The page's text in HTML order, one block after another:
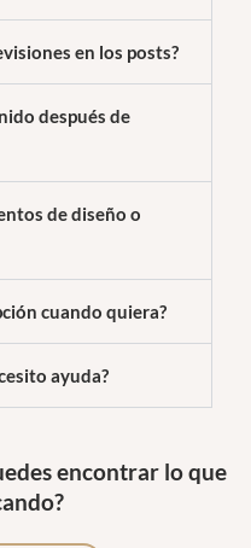
en los posts?
después de
de diseño o
cuando quiera?
ayuda?
encontrar lo que